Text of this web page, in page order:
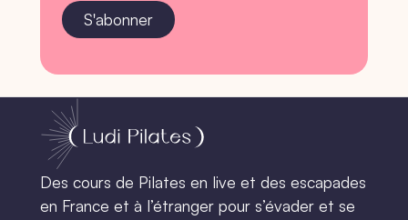
S'abonner
Des cours de Pilates en live et des escapades
en France et à l’étranger pour s’évader et se